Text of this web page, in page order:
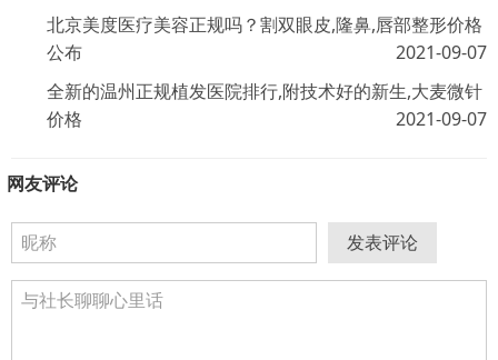
北京美度医疗美容正规吗？割双眼皮,隆鼻,唇部整形价格
公布
2021-09-07
全新的温州正规植发医院排行,附技术好的新生,大麦微针
价格
2021-09-07
网友评论
发表评论